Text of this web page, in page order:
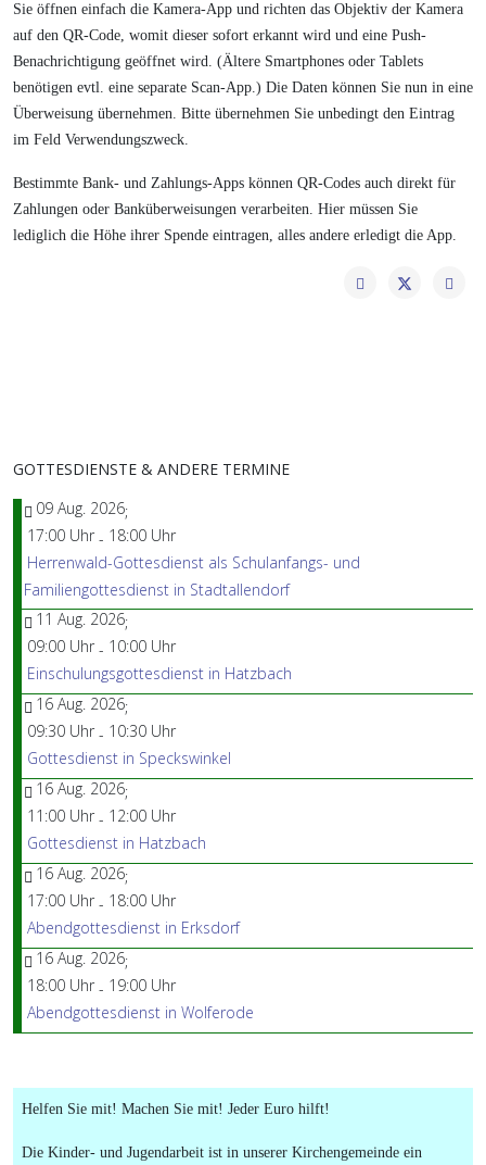
Sie öffnen einfach die Kamera-App und richten das Objektiv der Kamera
auf den QR-Code, womit dieser sofort erkannt wird und eine Push-
Benachrichtigung geöffnet wird. (Ältere Smartphones oder Tablets
benötigen evtl. eine separate Scan-App.) Die Daten können Sie nun in eine
Überweisung übernehmen. Bitte übernehmen Sie unbedingt den Eintrag
im Feld Verwendungszweck.
Bestimmte Bank- und Zahlungs-Apps können QR-Codes auch direkt für
Zahlungen oder Banküberweisungen verarbeiten. Hier müssen Sie
lediglich die Höhe ihrer Spende eintragen, alles andere erledigt die App.
GOTTESDIENSTE & ANDERE TERMINE
09 Aug. 2026;
17:00 Uhr - 18:00 Uhr
Herrenwald-Gottesdienst als Schulanfangs- und
Familiengottesdienst in Stadtallendorf
11 Aug. 2026;
09:00 Uhr - 10:00 Uhr
Einschulungsgottesdienst in Hatzbach
16 Aug. 2026;
09:30 Uhr - 10:30 Uhr
Gottesdienst in Speckswinkel
16 Aug. 2026;
11:00 Uhr - 12:00 Uhr
Gottesdienst in Hatzbach
16 Aug. 2026;
17:00 Uhr - 18:00 Uhr
Abendgottesdienst in Erksdorf
16 Aug. 2026;
18:00 Uhr - 19:00 Uhr
Abendgottesdienst in Wolferode
Helfen Sie mit! Machen Sie mit! Jeder Euro hilft!
Die Kinder- und Jugendarbeit ist in unserer Kirchengemeinde ein